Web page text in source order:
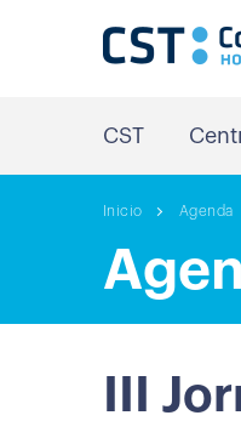
CST
Inicio Agenda
III